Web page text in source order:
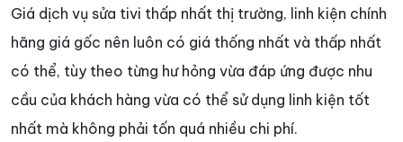
Giá dịch vụ sửa tivi thấp nhất thị trường, linh kiện chính
hãng giá gốc nên luôn có giá thống nhất và thấp nhất
có thể, tùy theo từng hư hỏng vừa đáp ứng được nhu
cầu của khách hàng vừa có thể sử dụng linh kiện tốt
nhất mà không phải tốn quá nhiều chi phí.